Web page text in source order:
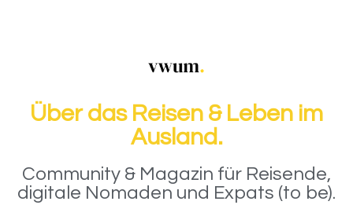
Über das Reisen & Leben im
Ausland.
Community & Magazin für Reisende,
digitale Nomaden und Expats (to be).